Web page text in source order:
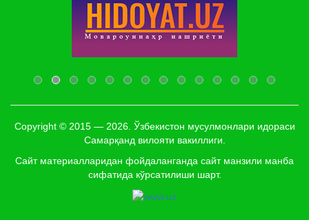
Copyright © 2015 — 2026. Ўзбекистон мусулмонлари идораси
Самарқанд вилояти вакиллиги.
Сайт материалларидан фойдаланганда сайт манзили манба
сифатида кўрсатилиши шарт.